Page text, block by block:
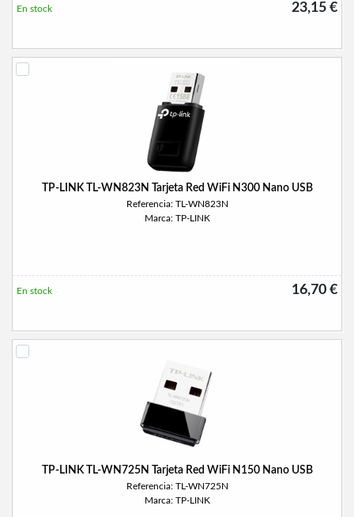
23,15 €
En stock
TP-LINK TL-WN823N Tarjeta Red WiFi N300 Nano USB
Referencia: TL-WN823N
Marca: TP-LINK
16,70 €
En stock
TP-LINK TL-WN725N Tarjeta Red WiFi N150 Nano USB
Referencia: TL-WN725N
Marca: TP-LINK